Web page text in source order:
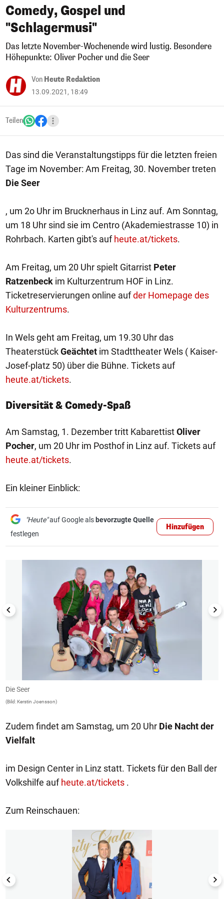
Comedy, Gospel und
"Schlagermusi"
Das letzte November-Wochenende wird lustig. Besondere
Höhepunkte: Oliver Pocher und die Seer
Von Heute Redaktion
13.09.2021, 18:49
Teilen
Das sind die Veranstaltungstipps für die letzten freien
Tage im November: Am Freitag, 30. November treten
Die Seer
, um 2o Uhr im Brucknerhaus in Linz auf. Am Sonntag,
um 18 Uhr sind sie im Centro (Akademiestrasse 10) in
Rohrbach. Karten gibt's auf heute.at/tickets.
Am Freitag, um 20 Uhr spielt Gitarrist Peter
Ratzenbeck im Kulturzentrum HOF in Linz.
Ticketreservierungen online aufder Homepage des
Kulturzentrums.
In Wels geht am Freitag, um 19.30 Uhr das
TheaterstückGeächtet im Stadttheater Wels ( Kaiser-
Josef-platz 50) über die Bühne. Tickets auf
heute.at/tickets.
Diversität & Comedy-Spaß
Am Samstag, 1. Dezember tritt KabarettistOliver
Pocher, um 20 Uhr im Posthof in Linz auf. Tickets auf
heute.at/tickets.
Ein kleiner Einblick:
"Heute"auf Google als bevorzugte Quelle
festlegen
Hinzufügen
1/3
Die Seer
(Bild: Kerstin Joensson)
Zudem findet am Samstag, um 20 Uhr Die Nacht der
Vielfalt
im Design Center in Linz statt. Tickets für den Ball der
Volkshilfe aufheute.at/tickets .
Zum Reinschauen:
1/11